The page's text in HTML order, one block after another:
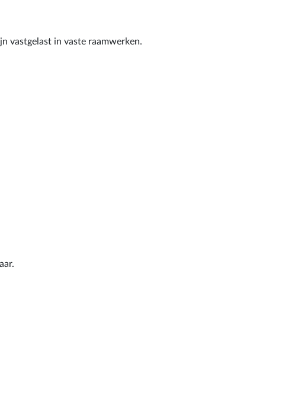
vastgelast in vaste raamwerken.